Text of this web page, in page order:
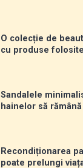
O colecție de
cu produse
Sandalele
hainelor să
Recondiționarea
poate prelungi